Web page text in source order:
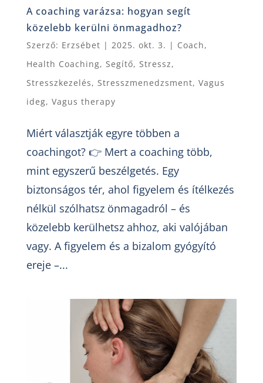
A coaching varázsa: hogyan segít
közelebb kerülni önmagadhoz?
Szerző: Erzsébet | 2025. okt. 3. | Coach,
Health Coaching, Segítő, Stressz,
Stresszkezelés, Stresszmenedzsment, Vagus
ideg, Vagus therapy
Miért választják egyre többen a
coachingot? 👉 Mert a coaching több,
mint egyszerű beszélgetés. Egy
biztonságos tér, ahol figyelem és ítélkezés
nélkül szólhatsz önmagadról – és
közelebb kerülhetsz ahhoz, aki valójában
vagy. A figyelem és a bizalom gyógyító
ereje –...